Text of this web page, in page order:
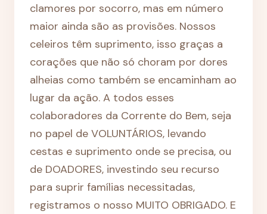
clamores por socorro, mas em número
maior ainda são as provisões. Nossos
celeiros têm suprimento, isso graças a
corações que não só choram por dores
alheias como também se encaminham ao
lugar da ação. A todos esses
colaboradores da Corrente do Bem, seja
no papel de VOLUNTÁRIOS, levando
cestas e suprimento onde se precisa, ou
de DOADORES, investindo seu recurso
para suprir famílias necessitadas,
registramos o nosso MUITO OBRIGADO. E